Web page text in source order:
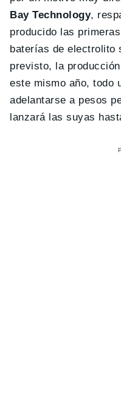
Bay Technology,
producido las
baterías de electrolito
previsto, la
este mismo año, todo
adelantarse a pesos
lanzará las suyas